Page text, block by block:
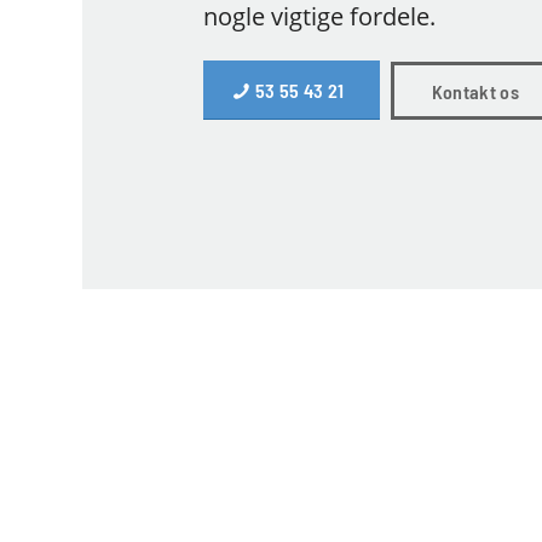
nogle vigtige fordele.
53 55 43 21 Kontakt os